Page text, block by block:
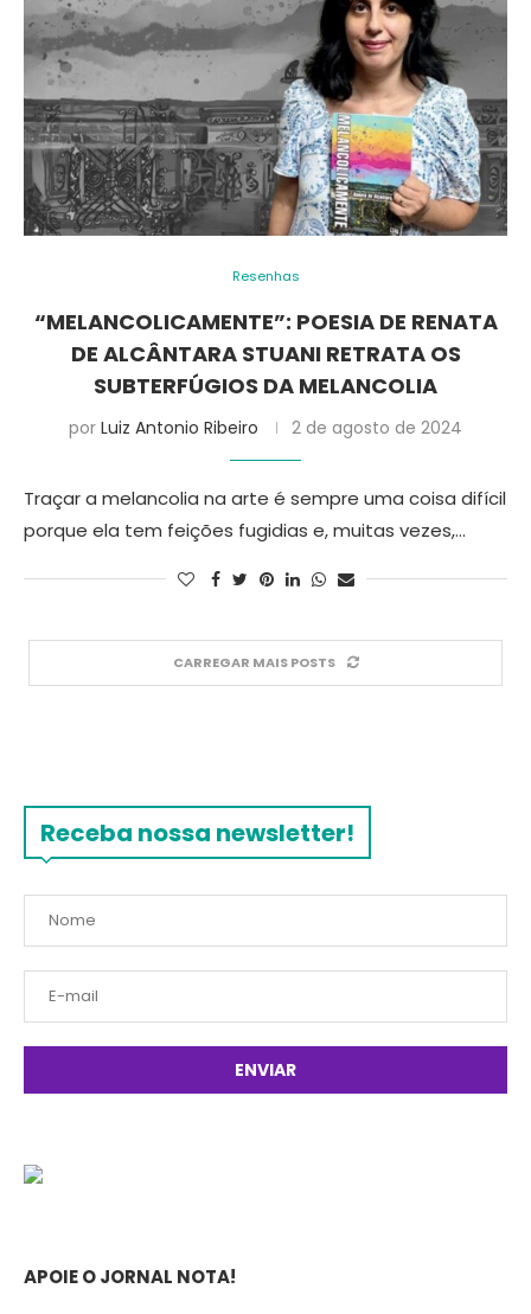
Resenhas
“MELANCOLICAMENTE”: POESIA DE RENATA
DE ALCÂNTARA STUANI RETRATA OS
SUBTERFÚGIOS DA MELANCOLIA
por Luiz Antonio Ribeiro 2 de agosto de 2024
Traçar a melancolia na arte é sempre uma coisa difícil
porque ela tem feições fugidias e, muitas vezes,…
CARREGAR MAIS POSTS
Receba nossa newsletter!
APOIE O JORNAL NOTA!